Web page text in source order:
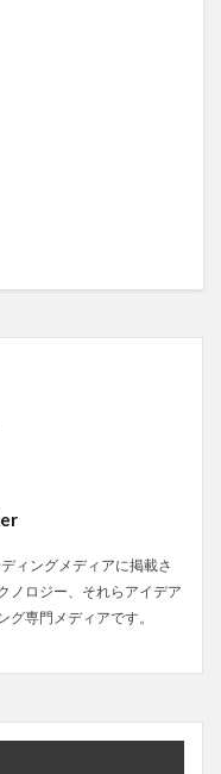
ィングメディアに掲載さ
ノロジー、それらアイデア
専門メディアです。